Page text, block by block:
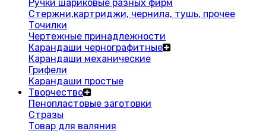
Ручки шариковые разных фирм
Стержни,картриджи, чернила, тушь, прочее
Точилки
Чертежные принадлежности
Карандаши чернографитные
Карандаши механические
Грифели
Карандаши простые
Творчество
Пенопластовые заготовки
Стразы
Товар для валяния